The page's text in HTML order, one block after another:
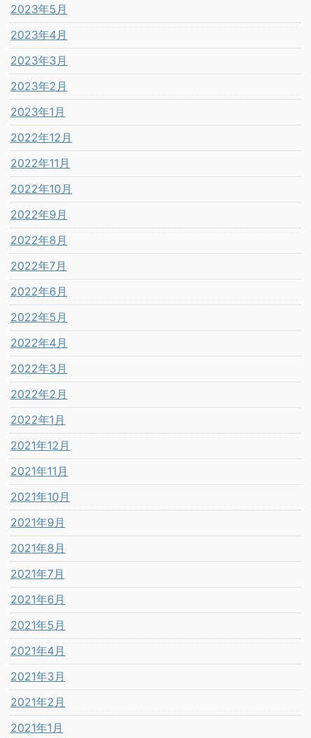
2023年5月
2023年4月
2023年3月
2023年2月
2023年1月
2022年12月
2022年11月
2022年10月
2022年9月
2022年8月
2022年7月
2022年6月
2022年5月
2022年4月
2022年3月
2022年2月
2022年1月
2021年12月
2021年11月
2021年10月
2021年9月
2021年8月
2021年7月
2021年6月
2021年5月
2021年4月
2021年3月
2021年2月
2021年1月